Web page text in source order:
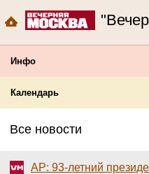
Инфо
Календарь
Все новости
AP: 93-летний